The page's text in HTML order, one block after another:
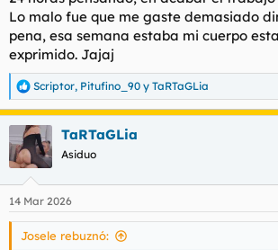
Lo malo fue que me gaste demasiado
pena, esa semana estaba mi cuerpo
exprimido. Jajaj
R
e
c
i
e
s
Scriptor, Pitufino_90 y TaRTaGLia
TaRTaGLia
Asiduo
14 Mar 2026
Josele rebuznó: